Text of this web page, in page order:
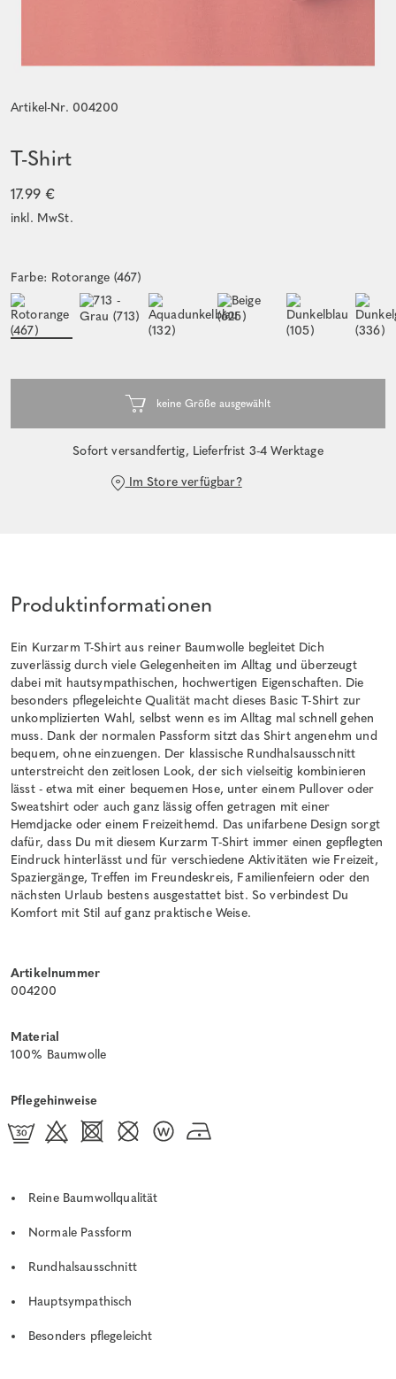
Artikel-Nr. 004200
T-Shirt
17.99 €
inkl. MwSt.
Farbe: Rotorange (467)
Sofort versandfertig, Lieferfrist 3-4 Werktage
Im Store verfügbar?
Produktinformationen
Ein Kurzarm T-Shirt aus reiner Baumwolle begleitet Dich
zuverlässig durch viele Gelegenheiten im Alltag und überzeugt
dabei mit hautsympathischen, hochwertigen Eigenschaften. Die
besonders pflegeleichte Qualität macht dieses Basic T-Shirt zur
unkomplizierten Wahl, selbst wenn es im Alltag mal schnell gehen
muss. Dank der normalen Passform sitzt das Shirt angenehm und
bequem, ohne einzuengen. Der klassische Rundhalsausschnitt
unterstreicht den zeitlosen Look, der sich vielseitig kombinieren
lässt - etwa mit einer bequemen Hose, unter einem Pullover oder
Sweatshirt oder auch ganz lässig offen getragen mit einer
Hemdjacke oder einem Freizeithemd. Das unifarbene Design sorgt
dafür, dass Du mit diesem Kurzarm T-Shirt immer einen gepflegten
Eindruck hinterlässt und für verschiedene Aktivitäten wie Freizeit,
Spaziergänge, Treffen im Freundeskreis, Familienfeiern oder den
nächsten Urlaub bestens ausgestattet bist. So verbindest Du
Komfort mit Stil auf ganz praktische Weise.
Artikelnummer
004200
Material
100% Baumwolle
Pflegehinweise
Reine Baumwollqualität
Normale Passform
Rundhalsausschnitt
Hauptsympathisch
Besonders pflegeleicht